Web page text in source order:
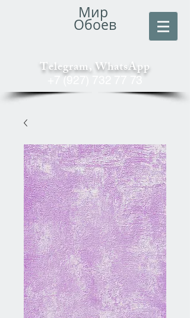
Мир
Обоев
Telegram, WhatsApp
+7 (927) 732 77 73